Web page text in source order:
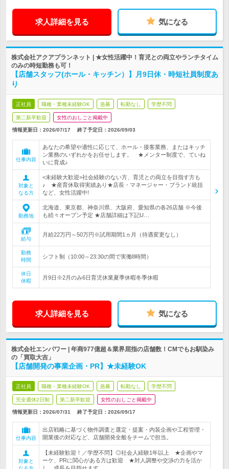
求人詳細を見る 気になる
株式会社アクアプランネット | ★女性活躍中！育児との両立やランチタイム
のみの時短勤務も可！
【店舗スタッフ(ホール・キッチン）】月9日休・時短社員制度あ
り
正社員 職種・業種未経験OK 急募 転勤なし 学歴不問
第二新卒歓迎 女性のおしごと掲載中
情報更新日：2026/07/17 終了予定日： 2026/09/03
仕事内容
あなたの希望や適性に応じて、ホール・接客業務、またはキッチ
ン業務のいずれかをお任せします。 ★メンター制度で、ていね
いに育成♪
対象と
なる方
<未経験大歓迎>社会経験のない方、育児との両立を目指す方も
♪ ★産育休取得実績あり★店長・マネージャー・ブランド統括
など、女性活躍中!
勤務地
北海道、東京都、神奈川県、大阪府、愛知県の各26店舗 ※今後
も続々オープン予定 ★店舗詳細は下記U…
給与
月給22万円～50万円※試用期間1ヵ月（待遇変更なし）
勤務
時間
シフト制（10:00～23:30の間で実働8時間）
休日
休暇
月9日※2月のみ6日育児休業夏季休暇冬季休暇
求人詳細を見る 気になる
株式会社エンパワー | 年商977億超＆業界屈指の店舗数！CMでもお馴染み
の「買取大吉」
【店舗開発の事業企画・PR】★未経験OK
正社員 職種・業種未経験OK 急募 転勤なし 学歴不問
完全週休2日制 第二新卒歓迎 女性のおしごと掲載中
情報更新日：2026/07/31 終了予定日： 2026/09/17
仕事内容
出店戦略に基づく物件調査と選定・提案・内装企画や工程管理・
開業後の対応など、店舗開発全般をチームで担当。
対象と
【未経験歓迎！／学歴不問】◎社会人経験1年以上 ★企画やマ
ーケ、PRに関心がある方は歓迎 ★対人調整や交渉の力を活か
し、成長を目指せます